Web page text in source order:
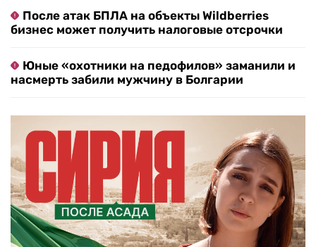
После атак БПЛА на объекты Wildberries
бизнес может получить налоговые отсрочки
Юные «охотники на педофилов» заманили и
насмерть забили мужчину в Болгарии